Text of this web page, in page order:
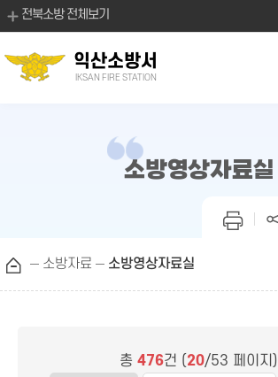
전북소방 전체보기
익산소방서
IKSAN FIRE STATION
소방영상자료실
소방자료 소방영상자료실
총 476건 (20/53 페이지)